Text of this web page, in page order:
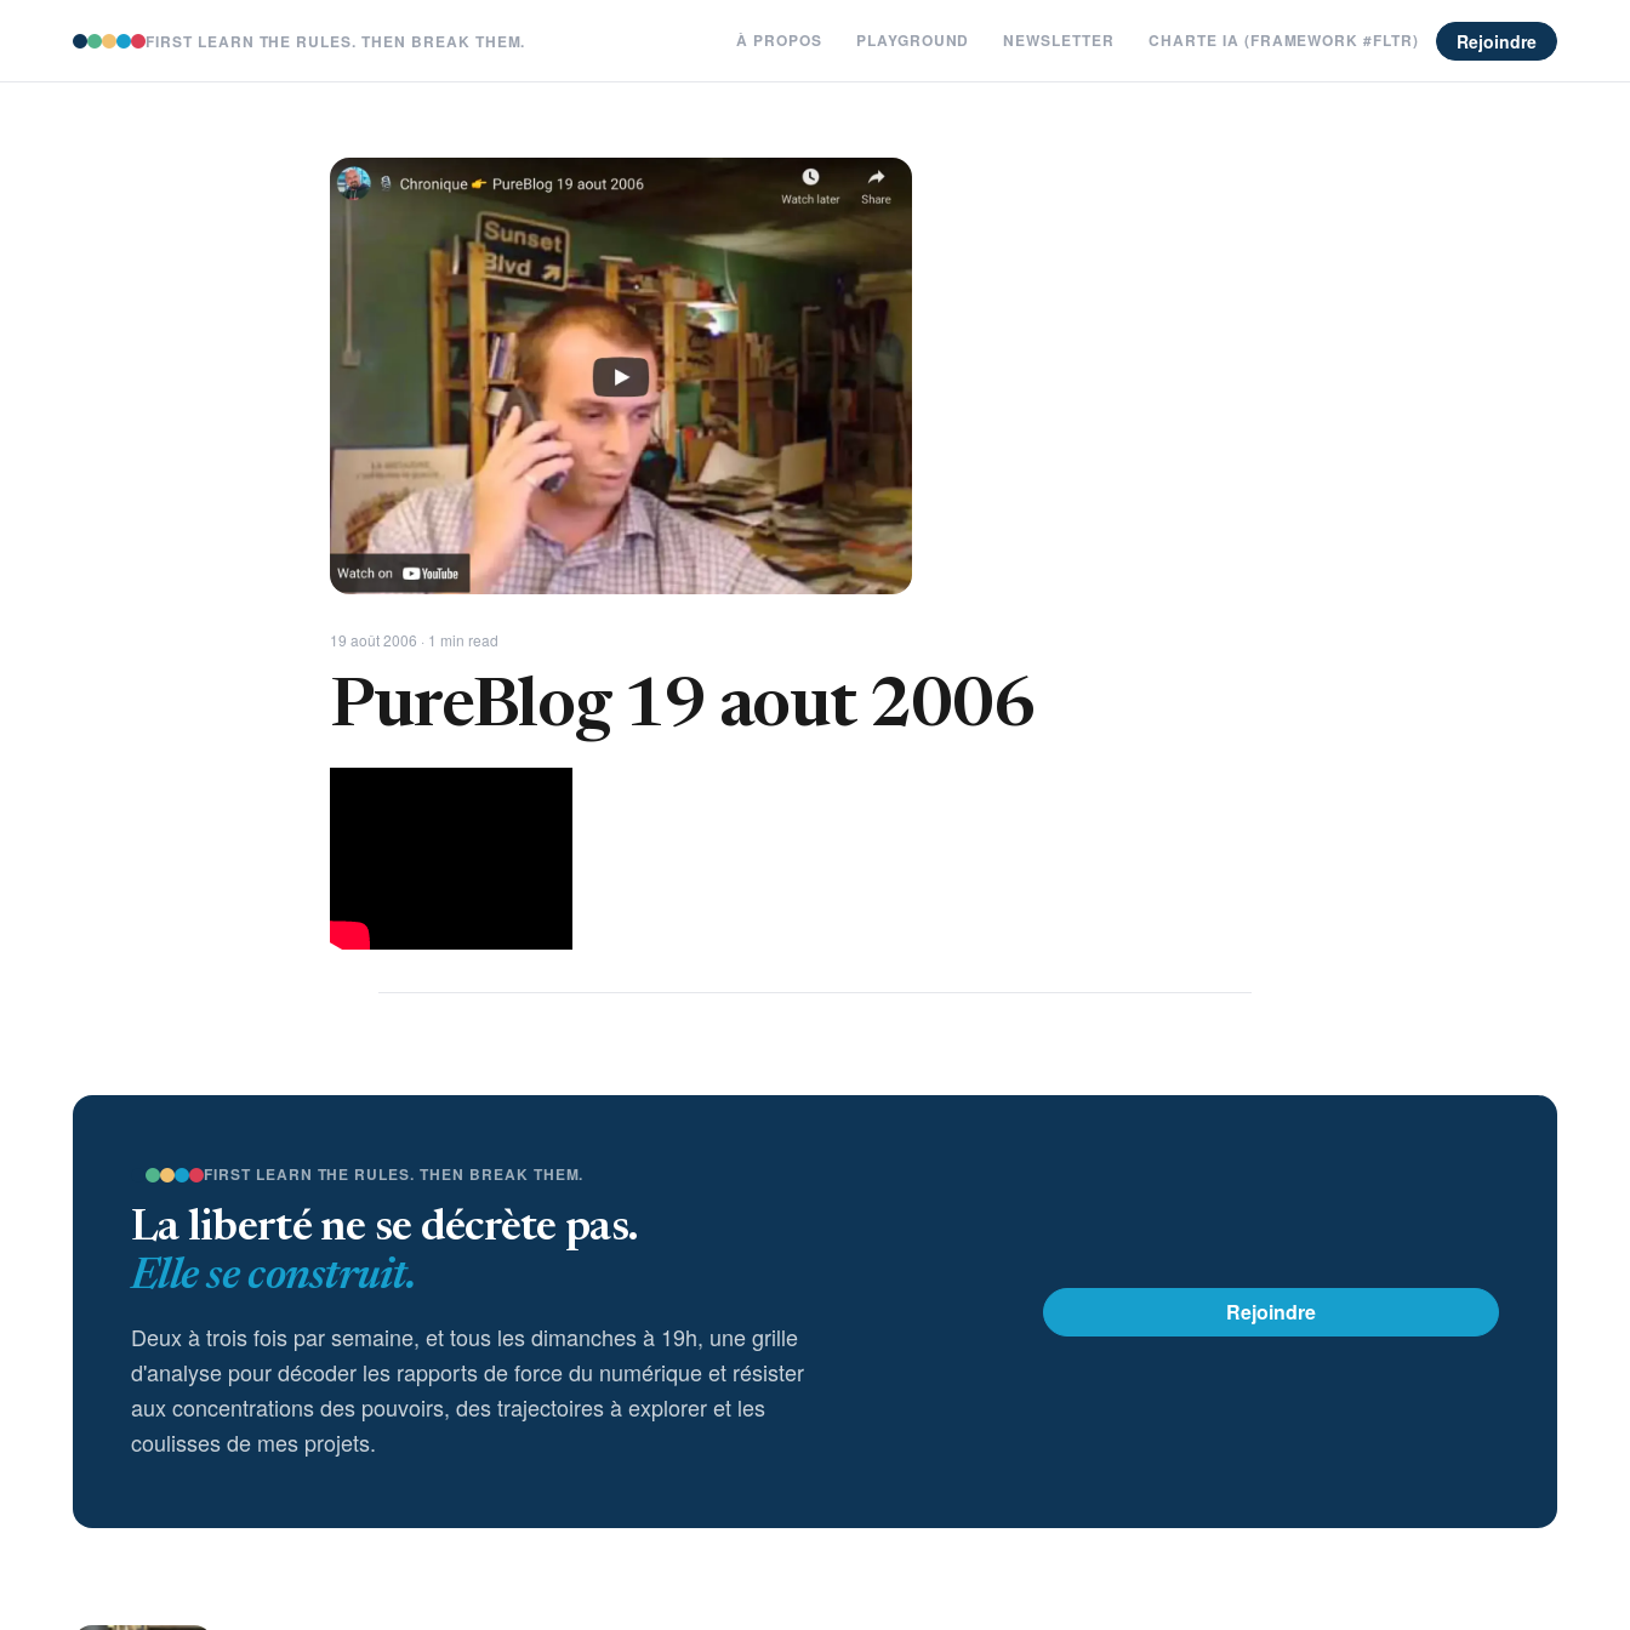
FIRST LEARN THE RULES. THEN BREAK THEM. À PROPOS PLAYGROUND NEWSLETTER CHARTE IA (FRAMEWORK #FLTR) Rejoindre
19 août 2006 · 1 min read
PureBlog 19 aout 2006
FIRST LEARN THE RULES. THEN BREAK THEM.
La liberté ne se décrète pas.
Elle se construit.
Deux à trois fois par semaine, et tous les dimanches à 19h, une grille
d'analyse pour décoder les rapports de force du numérique et résister
aux concentrations des pouvoirs, des trajectoires à explorer et les
coulisses de mes projets.
Rejoindre